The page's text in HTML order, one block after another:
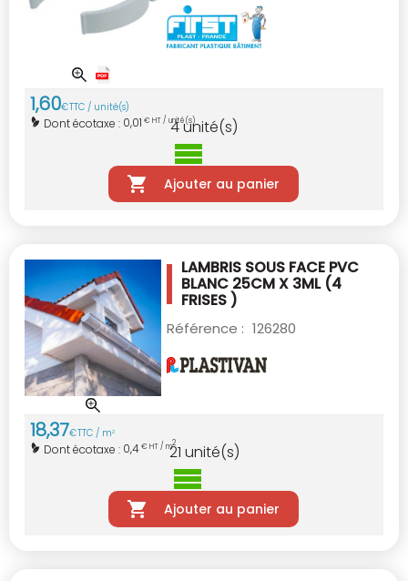
1,60€TTC / unité(s)
Dont écotaxe : 0,01 € HT / unité(s)
4unité(s)
Ajouter au panier
LAMBRIS SOUS FACE PVC
BLANC 25CM X 3ML (4
FRISES )
Référence : 126280
18,37€TTC / m2
Dont écotaxe : 0,4€ HT / m2
21 unité(s)
Ajouter au panier